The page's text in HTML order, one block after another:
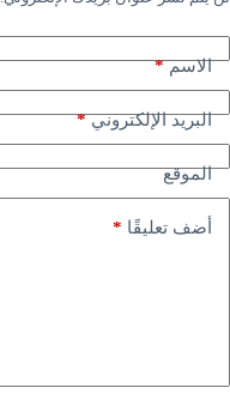
الاسم*
البريد الإلكتروني*
الموقع
أضف تعليقًا *